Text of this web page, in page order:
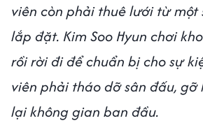
viên còn phải thuê lưới từ một
lắp đặt. Kim Soo Hyun chơi
rồi rời đi để chuẩn bị cho sự
viên phải tháo dỡ sân đấu,
lại không gian ban đầu.